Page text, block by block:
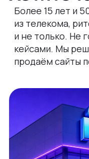
Более 15 лет и
из телекомa,
и не только. Не
кейсами. Мы
продаём сайты